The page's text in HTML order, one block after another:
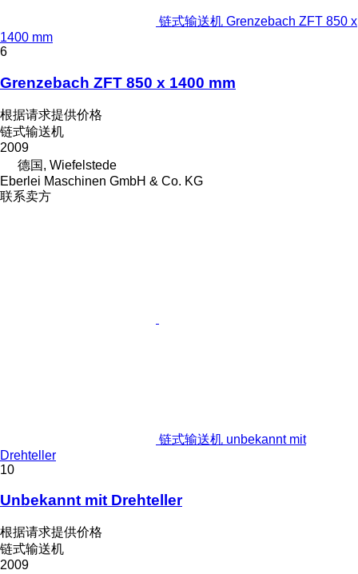
链式输送机 Grenzebach ZFT 850 x
1400 mm
6
Grenzebach ZFT 850 x 1400 mm
根据请求提供价格
链式输送机
2009
德国, Wiefelstede
Eberlei Maschinen GmbH & Co. KG
联系卖方
链式输送机 unbekannt mit
Drehteller
10
Unbekannt mit Drehteller
根据请求提供价格
链式输送机
2009